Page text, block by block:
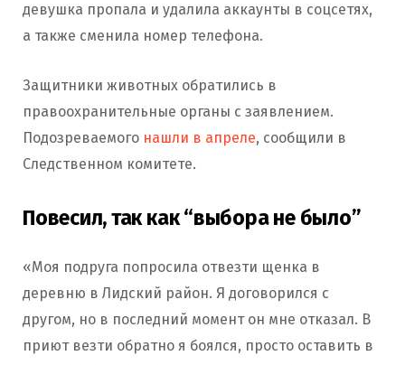
девушка пропала и удалила аккаунты в соцсетях,
а также сменила номер телефона.
Защитники животных обратились в
правоохранительные органы с заявлением.
Подозреваемого нашли в апреле, сообщили в
Следственном комитете.
Повесил, так как “выбора не было”
«Моя подруга попросила отвезти щенка в
деревню в Лидский район. Я договорился с
другом, но в последний момент он мне отказал. В
приют везти обратно я боялся, просто оставить в